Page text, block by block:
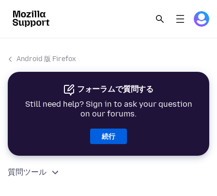
Android 版 Firefox
フォーラムで質問する
Still need help? Sign in to ask your question
on our forums.
続行
質問ツール